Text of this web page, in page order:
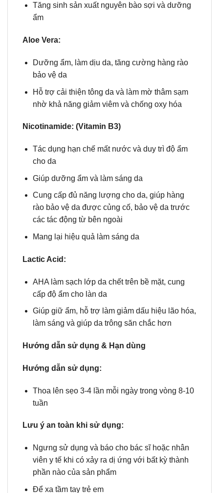
Tăng sinh sản xuất nguyên bào sợi và dưỡng
ẩm
Aloe Vera:
Dưỡng ẩm, làm dịu da, tăng cường hàng rào
bảo vệ da
Hỗ trợ cải thiện tông da và làm mờ thâm sạm
nhờ khả năng giảm viêm và chống oxy hóa
Nicotinamide: (Vitamin B3)
Tác dụng hạn chế mất nước và duy trì độ ẩm
cho da
Giúp dưỡng ẩm và làm sáng da
Cung cấp đủ năng lượng cho da, giúp hàng
rào bảo vệ da được củng cố, bảo vệ da trước
các tác động từ bên ngoài
Mang lại hiệu quả làm sáng da
Lactic Acid:
AHA làm sạch lớp da chết trên bề mặt, cung
cấp độ ẩm cho làn da
Giúp giữ ẩm, hỗ trợ làm giảm dấu hiệu lão hóa,
làm sáng và giúp da trông săn chắc hơn
Hướng dẫn sử dụng & Hạn dùng
Hướng dẫn sử dụng:
Thoa lên sẹo 3-4 lần mỗi ngày trong vòng 8-10
tuần
Lưu ý an toàn khi sử dụng:
Ngưng sử dụng và báo cho bác sĩ hoặc nhân
viên y tế khi có xảy ra dị ứng với bất kỳ thành
phần nào của sản phẩm
Để xa tầm tay trẻ em